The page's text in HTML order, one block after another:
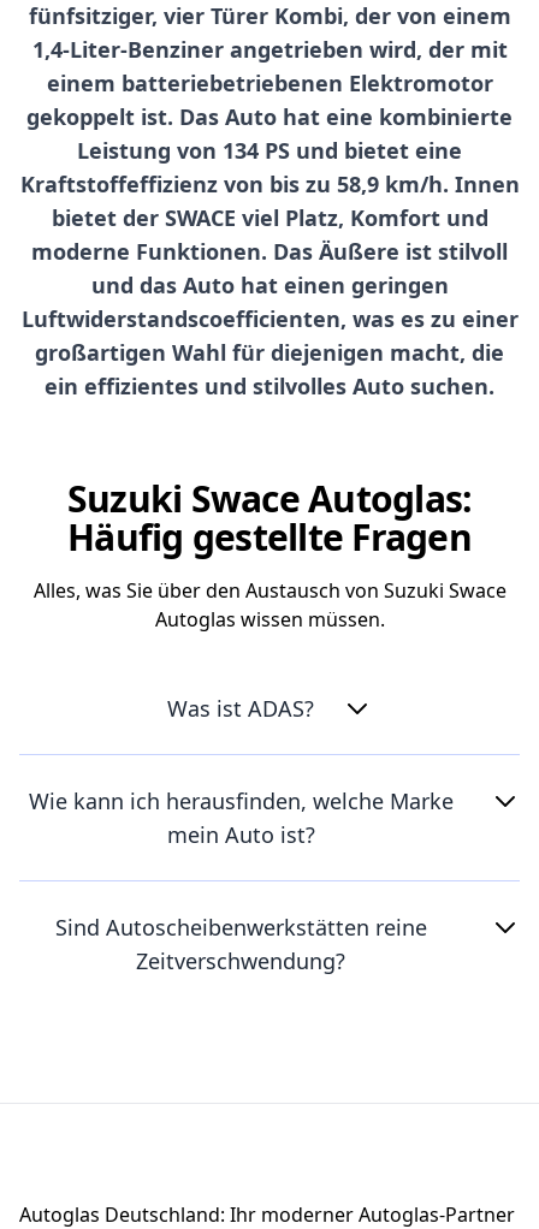
fünfsitziger, vier Türer Kombi, der von einem
1,4-Liter-Benziner angetrieben wird, der mit
einem batteriebetriebenen Elektromotor
gekoppelt ist. Das Auto hat eine kombinierte
Leistung von 134 PS und bietet eine
Kraftstoffeffizienz von bis zu 58,9 km/h. Innen
bietet der SWACE viel Platz, Komfort und
moderne Funktionen. Das Äußere ist stilvoll
und das Auto hat einen geringen
Luftwiderstandscoefficienten, was es zu einer
großartigen Wahl für diejenigen macht, die
ein effizientes und stilvolles Auto suchen.
Suzuki Swace Autoglas:
Häufig gestellte Fragen
Alles, was Sie über den Austausch von Suzuki Swace
Autoglas wissen müssen.
Was ist ADAS?
Wie kann ich herausfinden, welche Marke
mein Auto ist?
Sind Autoscheibenwerkstätten reine
Zeitverschwendung?
Autoglas Deutschland: Ihr moderner Autoglas-Partner